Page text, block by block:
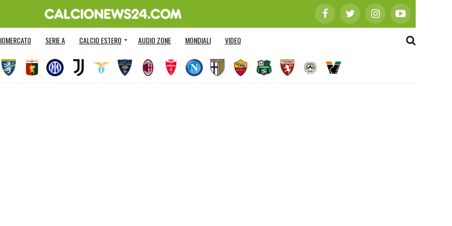
SERIE A CALCIO ESTERO AUDIO ZONE MONDIALI VIDEO